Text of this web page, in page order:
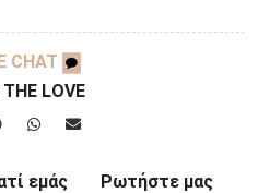
CHAT
LOVE
εμάς Ρωτήστε μας